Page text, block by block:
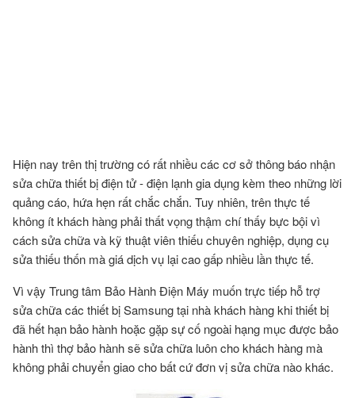
Hiện nay trên thị trường có rất nhiều các cơ sở thông báo nhận
sửa chữa thiết bị điện tử - điện lạnh gia dụng kèm theo những lời
quảng cáo, hứa hẹn rất chắc chắn. Tuy nhiên, trên thực tế
không ít khách hàng phải thất vọng thậm chí thấy bực bội vì
cách sửa chữa và kỹ thuật viên thiếu chuyên nghiệp, dụng cụ
sửa thiếu thốn mà giá dịch vụ lại cao gấp nhiều lần thực tế.
Vì vậy Trung tâm Bảo Hành Điện Máy muốn trực tiếp hỗ trợ
sửa chữa các thiết bị Samsung tại nhà khách hàng khi thiết bị
đã hết hạn bảo hành hoặc gặp sự cố ngoài hạng mục được bảo
hành thì thợ bảo hành sẽ sửa chữa luôn cho khách hàng mà
không phải chuyển giao cho bất cứ đơn vị sửa chữa nào khác.